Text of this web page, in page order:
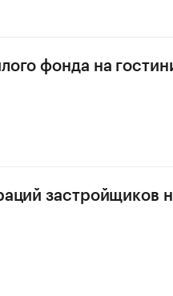
фонда на
застройщиков